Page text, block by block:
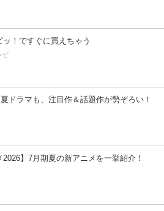
ッ！ですぐに買えちゃう
ピ
ドラマも、注目作＆話題作が勢ぞろい！
2026】7月期夏の新アニメを一挙紹介！